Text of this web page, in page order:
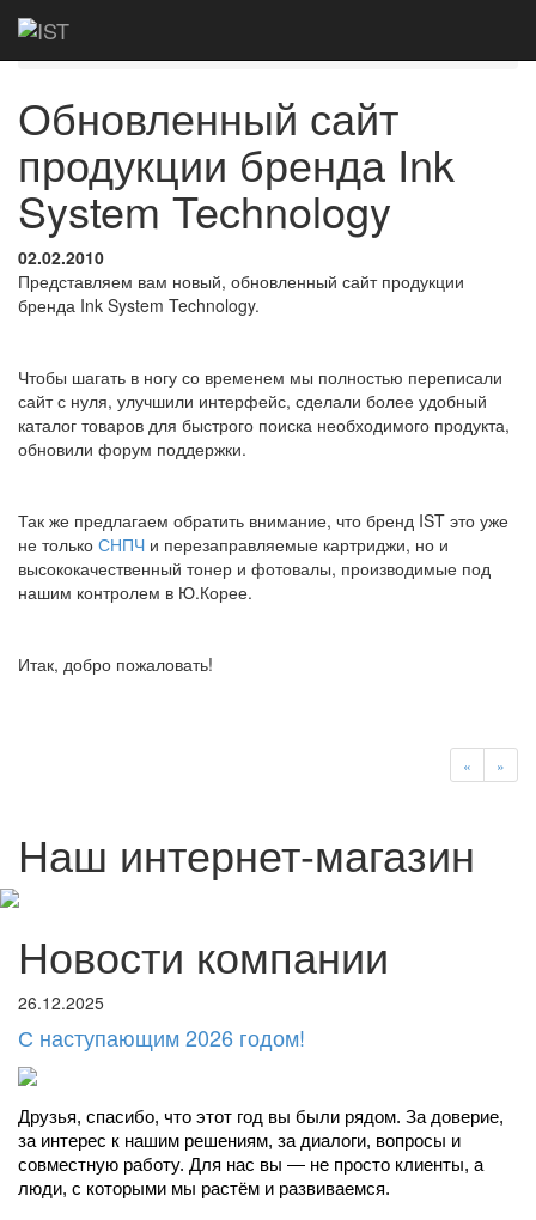
Главная
Обновленный сайт
продукции бренда Ink
System Technology
02.02.2010
Представляем вам новый, обновленный сайт продукции
бренда Ink System Technology.
Чтобы шагать в ногу со временем мы полностью переписали
сайт с нуля, улучшили интерфейс, сделали более удобный
каталог товаров для быстрого поиска необходимого продукта,
обновили форум поддержки.
Так же предлагаем обратить внимание, что бренд IST это уже
не только СНПЧ и перезаправляемые картриджи, но и
высококачественный тонер и фотовалы, производимые под
нашим контролем в Ю.Корее.
Итак, добро пожаловать!
« »
Наш интернет-магазин
Новости компании
26.12.2025
С наступающим 2026 годом!
Друзья, спасибо, что этот год вы были рядом. За доверие,
за интерес к нашим решениям, за диалоги, вопросы и
совместную работу. Для нас вы — не просто клиенты, а
люди, с которыми мы растём и развиваемся.